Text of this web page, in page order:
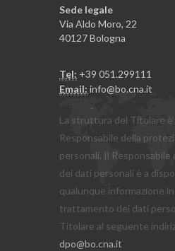
Sede legale
Via Aldo Moro, 22
40127 Bologna
Tel: +39 051.299111
Email: info@bo.cna.it
La struttura del Titolare è
Responsabile della
personali. Il Responsabile
dei dati personali è a
qualunque informazione
trattamento dei dati
Titolare al seguente
dpo@bo.cna.it